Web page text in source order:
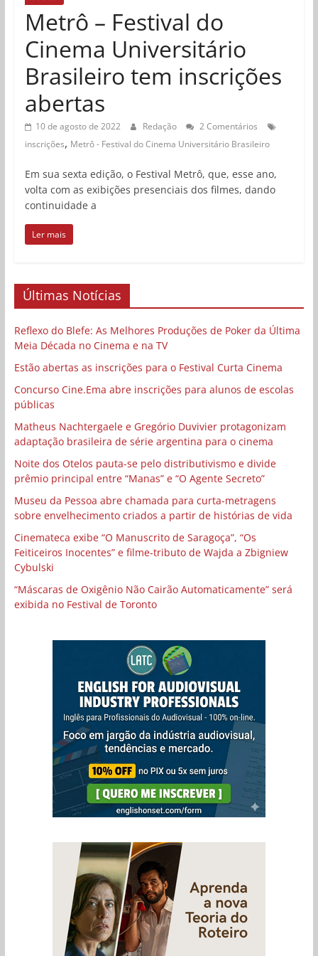
Metrô – Festival do
Cinema Universitário
Brasileiro tem inscrições
abertas
10 de agosto de 2022 Redação
2 Comentários
inscrições, Metrô - Festival do Cinema Universitário Brasileiro
Em sua sexta edição, o Festival Metrô, que, esse ano,
volta com as exibições presenciais dos filmes, dando
continuidade a
Ler mais
Últimas Notícias
Reflexo do Blefe: As Melhores Produções de Poker da Última
Meia Década no Cinema e na TV
Estão abertas as inscrições para o Festival Curta Cinema
Concurso Cine.Ema abre inscrições para alunos de escolas
públicas
Matheus Nachtergaele e Gregório Duvivier protagonizam
adaptação brasileira de série argentina para o cinema
Noite dos Otelos pauta-se pelo distributivismo e divide
prêmio principal entre “Manas” e “O Agente Secreto”
Museu da Pessoa abre chamada para curta-metragens
sobre envelhecimento criados a partir de histórias de vida
Cinemateca exibe “O Manuscrito de Saragoça”, “Os
Feiticeiros Inocentes” e filme-tributo de Wajda a Zbigniew
Cybulski
“Máscaras de Oxigênio Não Cairão Automaticamente” será
exibida no Festival de Toronto